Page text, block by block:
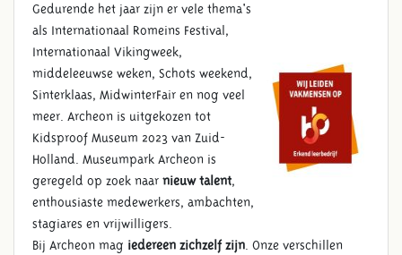
Gedurende het jaar zijn er vele thema's
als Internationaal Romeins Festival,
Internationaal Vikingweek,
middeleeuwse weken, Schots weekend,
Sinterklaas, MidwinterFair en nog veel
meer. Archeon is uitgekozen tot
Kidsproof Museum 2023 van Zuid-
Holland. Museumpark Archeon is
geregeld op zoek naar nieuw talent,
enthousiaste medewerkers, ambachten,
stagiares en vrijwilligers.
Bij Archeon mag iedereen zichzelf zijn . Onze verschillen